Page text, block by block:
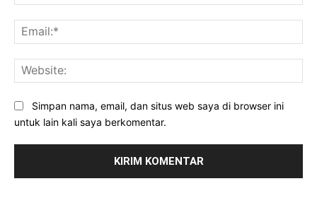
Simpan nama, email, dan situs web saya di browser ini
untuk lain kali saya berkomentar.